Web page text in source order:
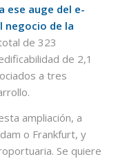
ese auge del e-
negocio de la
de 323
de 2,1
a tres
ampliación, a
o Frankfurt, y
Se quiere